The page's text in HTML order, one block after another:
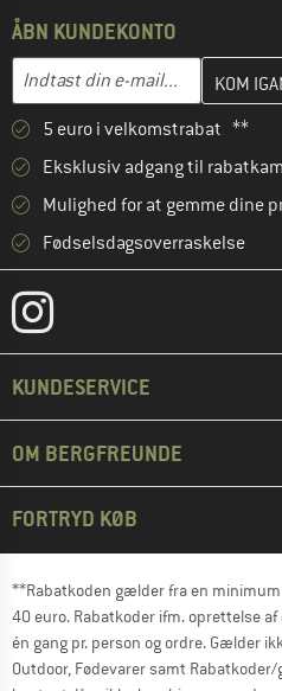
ÅBN KUNDEKONTO
E-mail-adresse
Indtast din e-mailadresse her,
5 euro i velkomstrabat **
Eksklusiv adgang til
Mulighed for at gemme dine
Fødselsdagsoverraskelse
KUNDESERVICE
OM BERGFREUNDE
FORTRYD KØB
**Rabatkoden gælder fra en
40 euro. Rabatkoder ifm. oprettelse
én gang pr. person og ordre. Gælder
Outdoor, Fødevarer samt